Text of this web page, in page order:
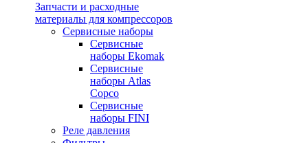
Запчасти и расходные
материалы для компрессоров
Cервисные наборы
Сервисные
наборы Ekomak
Cервисные
наборы Atlas
Copco
Сервисные
наборы FINI
Реле давления